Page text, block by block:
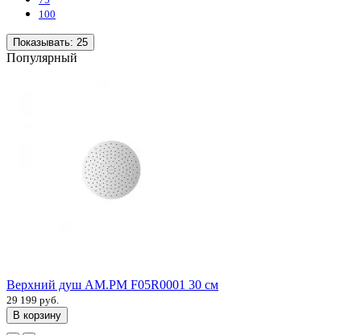
100
Показывать: 25
Популярный
Верхний душ AM.PM F05R0001 30 см
29 199 руб.
В корзину